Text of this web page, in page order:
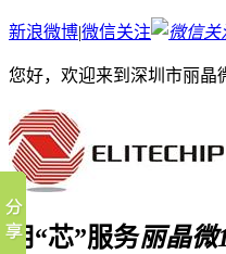
新浪微博|微信关注
您好，欢迎来到深圳市丽晶
用“芯”服务丽晶微